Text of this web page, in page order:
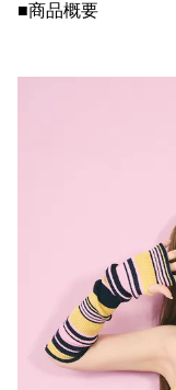
■商品概要